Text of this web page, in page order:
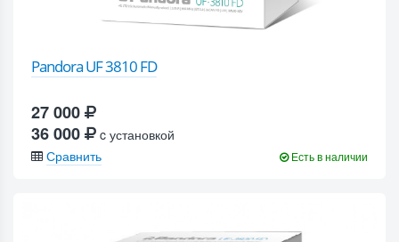
Pandora UF 3810 FD
27 000
36 000
c установкой
Сравнить
Есть в наличии